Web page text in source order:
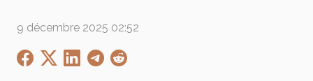
9 décembre 2025 02:52